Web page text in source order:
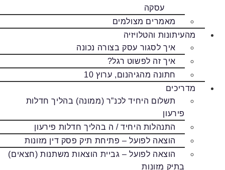
עסקה
מאמרים מצולמים
מהעיתונות והטלויזיה
איך לסגור עסק בצורה נכונה
איך זה לפשוט רגל?
חתונה מהגיהנום, ערוץ 10
מדריכים
תשלום היחיד לכנ”ר (ממונה) בהליך חדלות
פירעון
התנהלות היחיד / ה בהליך חדלות פירעון
הוצאה לפועל – פתיחת תיק פסק דין מזונות
הוצאה לפועל – גביית הוצאות משתנות (חצאים)
בתיק מזונות